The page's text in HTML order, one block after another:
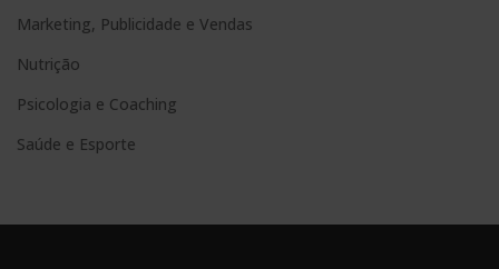
e
Marketing, Publicidade e Vendas
Nutrição
Psicologia e Coaching
Saúde e Esporte